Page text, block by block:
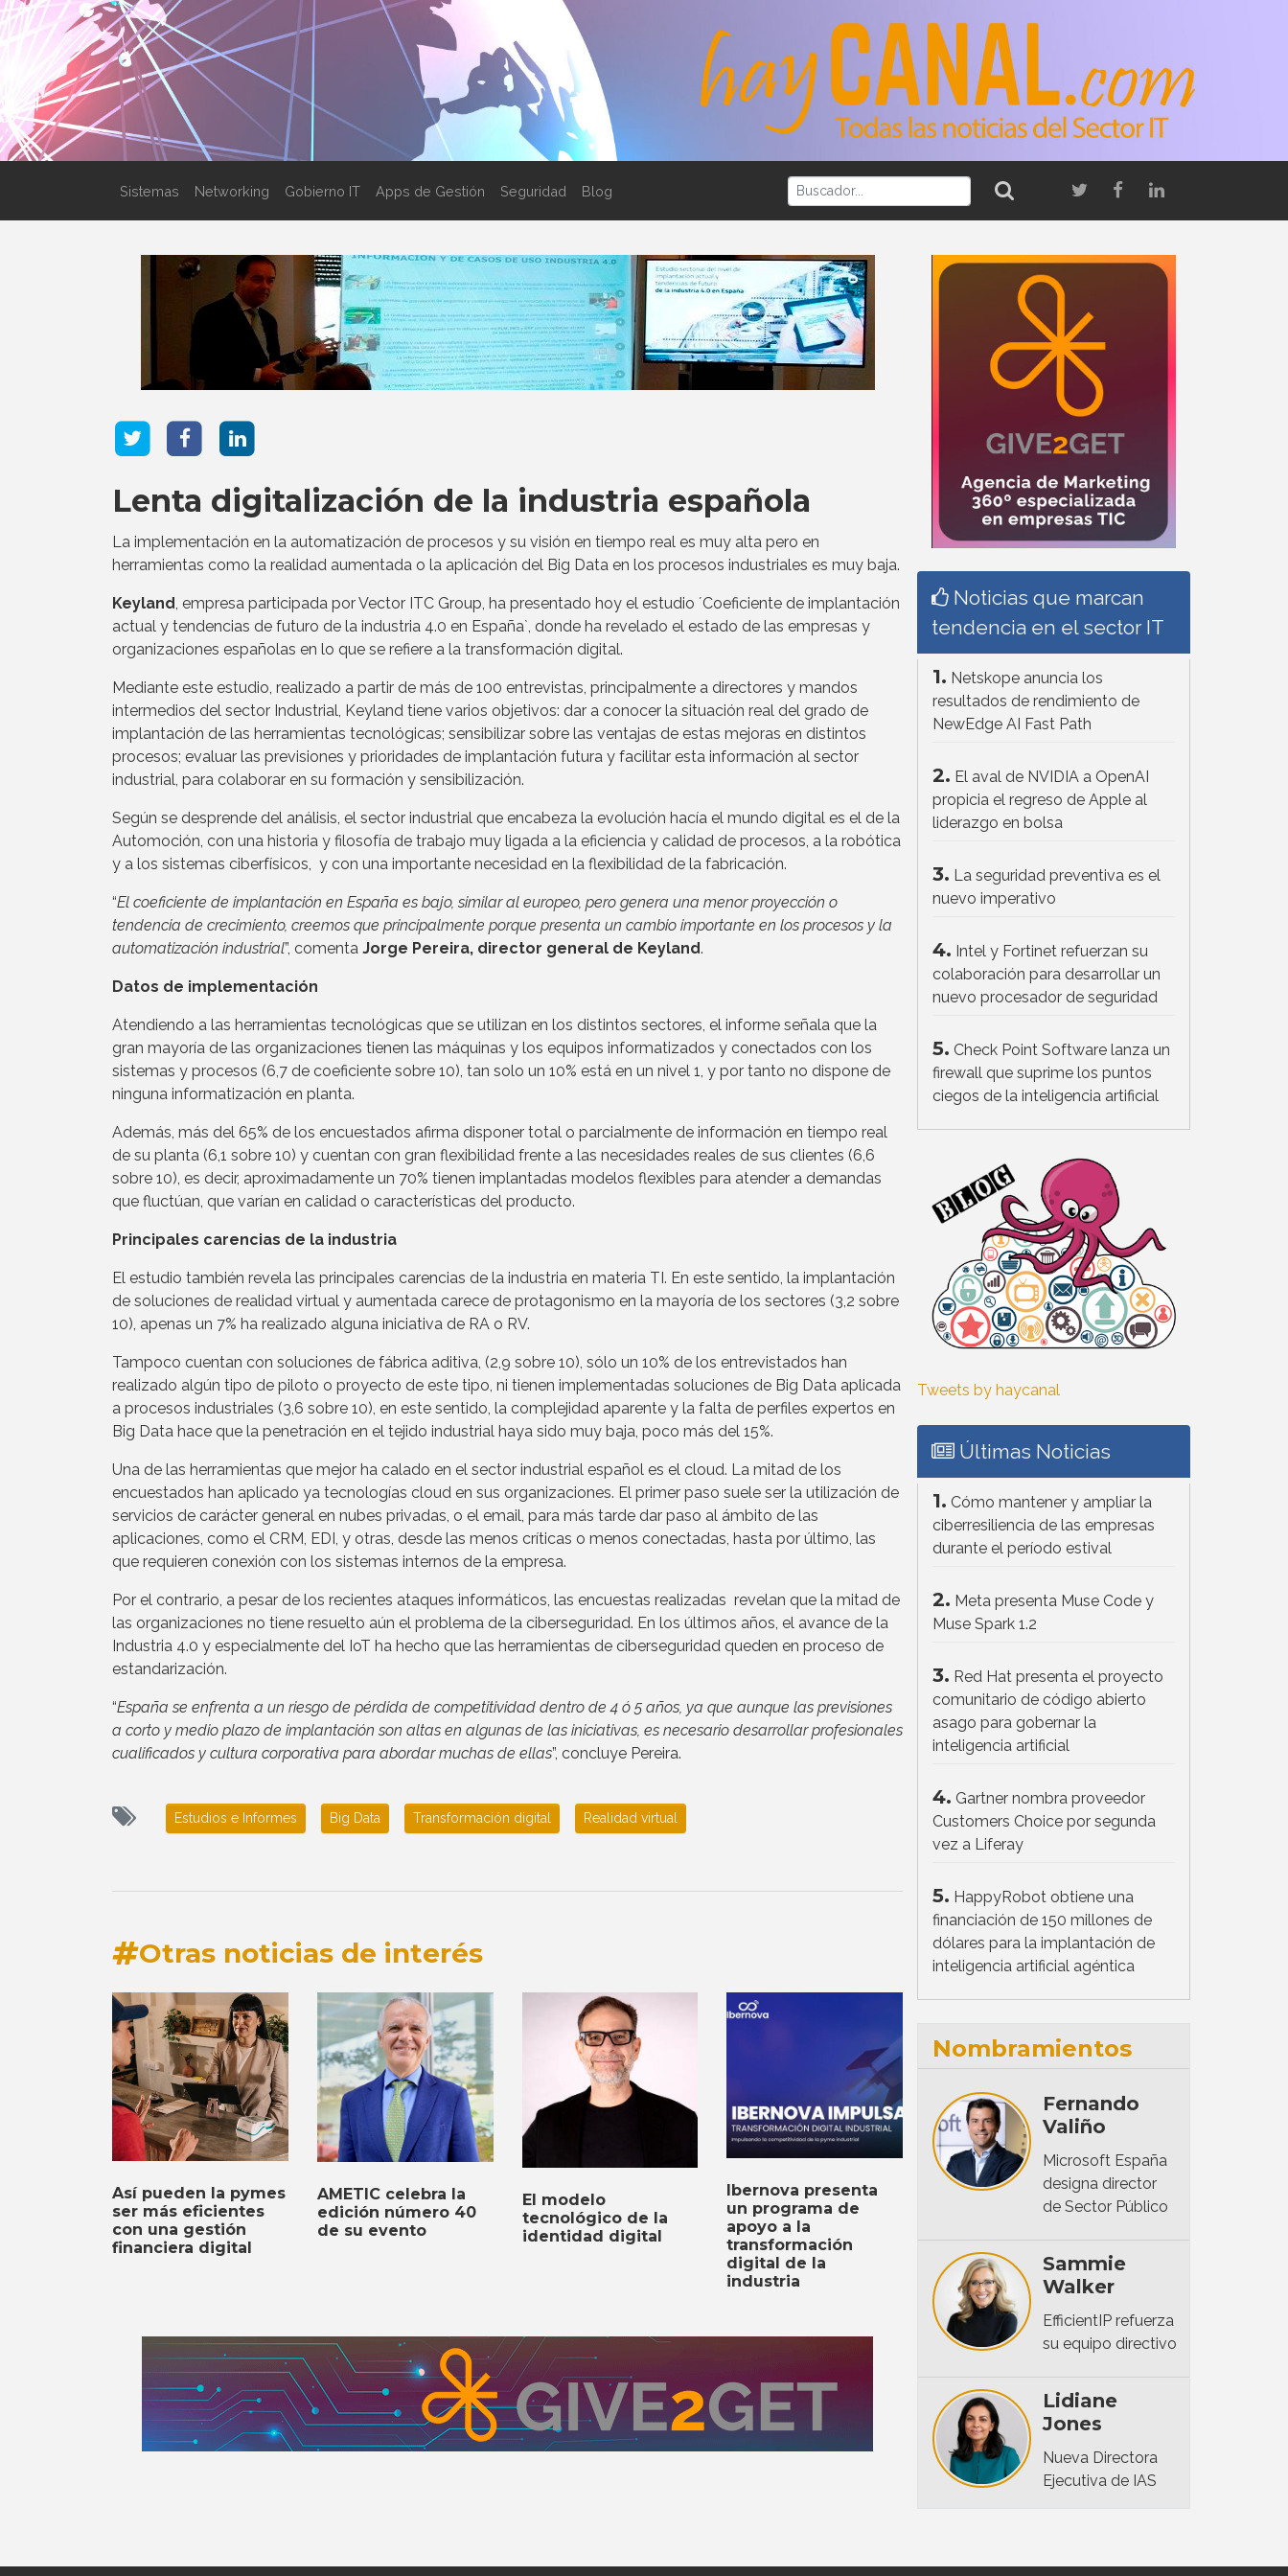
Sistemas Networking Gobierno IT Apps de Gestión Seguridad Blog
Lenta digitalización de la industria española
La implementación en la automatización de procesos y su visión en tiempo real es muy alta pero en
herramientas como la realidad aumentada o la aplicación del Big Data en los procesos industriales es muy baja.
Keyland , empresa participada por Vector ITC Group, ha presentado hoy el estudio ´Coeficiente de implantación
actual y tendencias de futuro de la industria 4.0 en España`, donde ha revelado el estado de las empresas y
organizaciones españolas en lo que se refiere a la transformación digital.
Mediante este estudio, realizado a partir de más de 100 entrevistas, principalmente a directores y mandos
intermedios del sector Industrial, Keyland tiene varios objetivos: dar a conocer la situación real del grado de
implantación de las herramientas tecnológicas; sensibilizar sobre las ventajas de estas mejoras en distintos
procesos; evaluar las previsiones y prioridades de implantación futura y facilitar esta información al sector
industrial, para colaborar en su formación y sensibilización.
Según se desprende del análisis, el sector industrial que encabeza la evolución hacía el mundo digital es el de la
Automoción, con una historia y filosofía de trabajo muy ligada a la eficiencia y calidad de procesos, a la robótica
y a los sistemas ciberfísicos, y con una importante necesidad en la flexibilidad de la fabricación.
“El coeficiente de implantación en España es bajo, similar al europeo, pero genera una menor proyección o
tendencia de crecimiento, creemos que principalmente porque presenta un cambio importante en los procesos y la
automatización industrial”, comenta Jorge Pereira, director general de Keyland.
Datos de implementación
Atendiendo a las herramientas tecnológicas que se utilizan en los distintos sectores, el informe señala que la
gran mayoría de las organizaciones tienen las máquinas y los equipos informatizados y conectados con los
sistemas y procesos (6,7 de coeficiente sobre 10), tan solo un 10% está en un nivel 1, y por tanto no dispone de
ninguna informatización en planta.
Además, más del 65% de los encuestados afirma disponer total o parcialmente de información en tiempo real
de su planta (6,1 sobre 10) y cuentan con gran flexibilidad frente a las necesidades reales de sus clientes (6,6
sobre 10), es decir, aproximadamente un 70% tienen implantadas modelos flexibles para atender a demandas
que fluctúan, que varían en calidad o características del producto.
Principales carencias de la industria
El estudio también revela las principales carencias de la industria en materia TI. En este sentido, la implantación
de soluciones de realidad virtual y aumentada carece de protagonismo en la mayoría de los sectores (3,2 sobre
10), apenas un 7% ha realizado alguna iniciativa de RA o RV.
Tampoco cuentan con soluciones de fábrica aditiva, (2,9 sobre 10), sólo un 10% de los entrevistados han
realizado algún tipo de piloto o proyecto de este tipo, ni tienen implementadas soluciones de Big Data aplicada
a procesos industriales (3,6 sobre 10), en este sentido, la complejidad aparente y la falta de perfiles expertos en
Big Data hace que la penetración en el tejido industrial haya sido muy baja, poco más del 15%.
Una de las herramientas que mejor ha calado en el sector industrial español es el cloud. La mitad de los
encuestados han aplicado ya tecnologías cloud en sus organizaciones. El primer paso suele ser la utilización de
servicios de carácter general en nubes privadas, o el email, para más tarde dar paso al ámbito de las
aplicaciones, como el CRM, EDI, y otras, desde las menos críticas o menos conectadas, hasta por último, las
que requieren conexión con los sistemas internos de la empresa.
Por el contrario, a pesar de los recientes ataques informáticos, las encuestas realizadas revelan que la mitad de
las organizaciones no tiene resuelto aún el problema de la ciberseguridad. En los últimos años, el avance de la
Industria 4.0 y especialmente del IoT ha hecho que las herramientas de ciberseguridad queden en proceso de
estandarización.
“España se enfrenta a un riesgo de pérdida de competitividad dentro de 4 ó 5 años, ya que aunque las previsiones
a corto y medio plazo de implantación son altas en algunas de las iniciativas, es necesario desarrollar profesionales
cualificados y cultura corporativa para abordar muchas de ellas”, concluye Pereira.
Estudios e Informes Big Data Transformación digital Realidad virtual
Otras noticias de interés
Así pueden la pymes
ser más eficientes
con una gestión
financiera digital
AMETIC celebra la
edición número 40
de su evento
El modelo
tecnológico de la
identidad digital
Ibernova presenta
un programa de
apoyo a la
transformación
digital de la
industria
Noticias que marcan
tendencia en el sector IT
1. Netskope anuncia los
resultados de rendimiento de
NewEdge AI Fast Path
2. El aval de NVIDIA a OpenAI
propicia el regreso de Apple al
liderazgo en bolsa
3. La seguridad preventiva es el
nuevo imperativo
4. Intel y Fortinet refuerzan su
colaboración para desarrollar un
nuevo procesador de seguridad
5. Check Point Software lanza un
firewall que suprime los puntos
ciegos de la inteligencia artificial
Tweets by haycanal
Últimas Noticias
1. Cómo mantener y ampliar la
ciberresiliencia de las empresas
durante el período estival
2. Meta presenta Muse Code y
Muse Spark 1.2
3. Red Hat presenta el proyecto
comunitario de código abierto
asago para gobernar la
inteligencia artificial
4. Gartner nombra proveedor
Customers Choice por segunda
vez a Liferay
5. HappyRobot obtiene una
financiación de 150 millones de
dólares para la implantación de
inteligencia artificial agéntica
Nombramientos
Fernando
Valiño
Microsoft España
designa director
de Sector Público
Sammie
Walker
EfficientIP refuerza
su equipo directivo
Lidiane
Jones
Nueva Directora
Ejecutiva de IAS